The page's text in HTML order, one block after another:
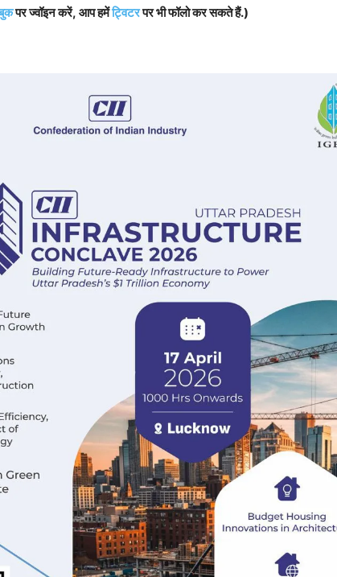
पर ज्वॉइन करें, आप हमेंट्विटरपर भी फॉलो कर सकते हैं.)